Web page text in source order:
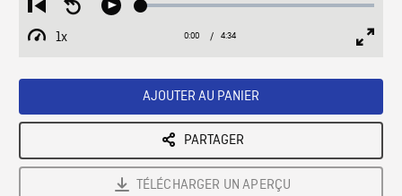
Restart
from
beginning
Seek
Play Loaded:
1x
Playback
Current
0:00 / Duration
4:34
AJOUTER AU PANIER
PARTAGER
TÉLÉCHARGER UN APERÇU